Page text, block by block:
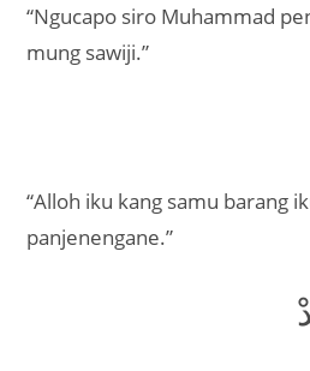
“Ngucapo siro Muhammad
mung sawiji.”
“Alloh iku kang samu barang
panjenengane.”